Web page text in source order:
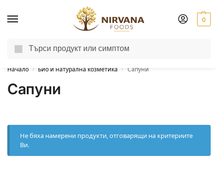
0
Доставка до другия ден за поръчки пон-пет до 13:00 ч.
Начало / Био и натурална козметика / Сапуни
Сапуни
Не бяха намерени продукти, отговарящи на критериите
Ви.